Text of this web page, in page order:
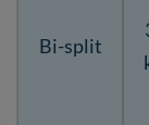
Bi-split